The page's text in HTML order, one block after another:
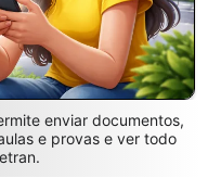
enviar documentos,
e provas e ver todo